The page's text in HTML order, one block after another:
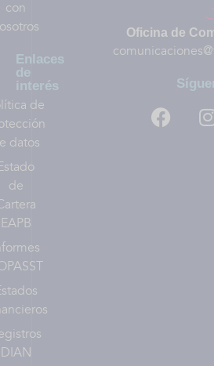
con
Enlaces
de
interés
de
datos
de
EAPB
DIAN
Oficina de